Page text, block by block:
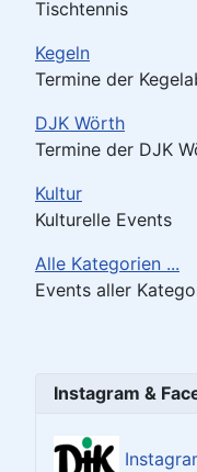
Tischtennis
Kegeln
Termine der
DJK Wörth
Termine der DJK
Kultur
Kulturelle Events
Alle Kategorien ...
Events aller
Instagram &